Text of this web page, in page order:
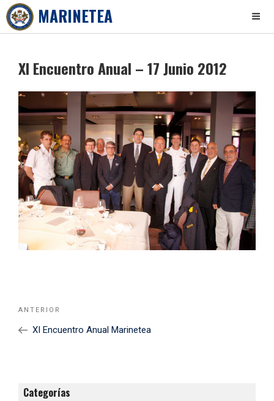
content
MARINETEA
XI Encuentro Anual – 17 Junio 2012
Navegación
entradas
Noticia
Anterior
ANTERIOR
XI Encuentro Anual Marinetea
Categorías